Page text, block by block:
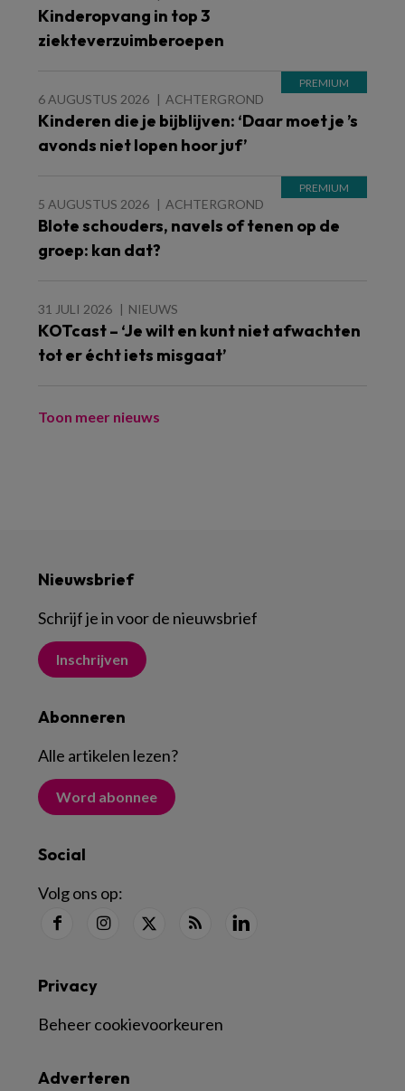
Kinderopvang in top 3
ziekteverzuimberoepen
6 AUGUSTUS 2026 ACHTERGROND
Kinderen die je bijblijven: ‘Daar moet je ’s
avonds niet lopen hoor juf’
5 AUGUSTUS 2026 ACHTERGROND
Blote schouders, navels of tenen op de
groep: kan dat?
31 JULI 2026 NIEUWS
KOTcast – ‘Je wilt en kunt niet afwachten
tot er écht iets misgaat’
Toon meer nieuws
Nieuwsbrief
Schrijf je in voor de nieuwsbrief
Inschrijven
Abonneren
Alle artikelen lezen?
Word abonnee
Social
Volg ons op:
Adverteren
Privacy
Beheer cookievoorkeuren